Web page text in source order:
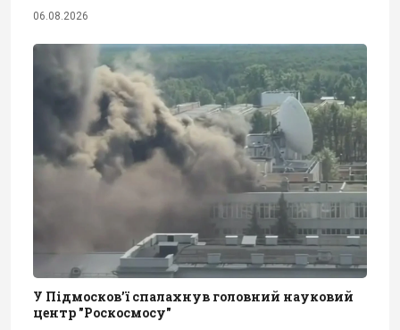
06.08.2026
У Підмосков’ї спалахнув головний науковий
центр "Роскосмосу"